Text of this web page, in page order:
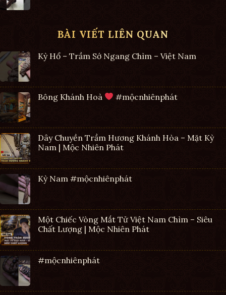
BÀI VIẾT LIÊN QUAN
Kỳ Hổ – Trầm Sớ Ngang Chìm – Việt Nam
Bông Khánh Hoà #mộcnhiênphát
Dây Chuyền Trầm Hương Khánh Hòa – Mặt Kỳ
Nam | Mộc Nhiên Phát
Kỳ Nam #mộcnhiênphát
Một Chiếc Vòng Mắt Tử Việt Nam Chìm – Siêu
Chất Lượng | Mộc Nhiên Phát
#mộcnhiênphát